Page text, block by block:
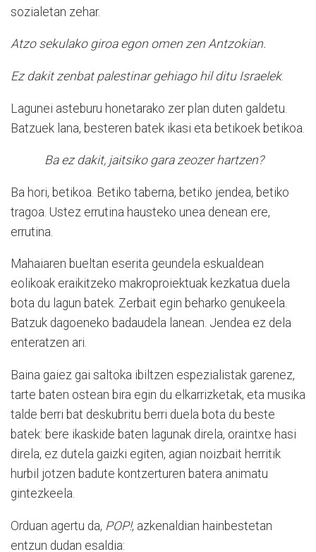
sozialetan zehar.
Atzo sekulako giroa egon omen zen Antzokian.
Ez dakit zenbat palestinar gehiago hil ditu Israelek.
Lagunei asteburu honetarako zer plan duten galdetu.
Batzuek lana, besteren batek ikasi eta betikoek betikoa.
Ba ez dakit, jaitsiko gara zeozer hartzen?
Ba hori, betikoa. Betiko taberna, betiko jendea, betiko
tragoa. Ustez errutina hausteko unea denean ere,
errutina.
Mahaiaren bueltan eserita geundela eskualdean
eolikoak eraikitzeko makroproiektuak kezkatua duela
bota du lagun batek. Zerbait egin beharko genukeela.
Batzuk dagoeneko badaudela lanean. Jendea ez dela
enteratzen ari.
Baina gaiez gai saltoka ibiltzen espezialistak garenez,
tarte baten ostean bira egin du elkarrizketak, eta musika
talde berri bat deskubritu berri duela bota du beste
batek: bere ikaskide baten lagunak direla, oraintxe hasi
direla, ez dutela gaizki egiten, agian noizbait herritik
hurbil jotzen badute kontzerturen batera animatu
gintezkeela.
Orduan agertu da, POP!, azkenaldian hainbestetan
entzun dudan esaldia: